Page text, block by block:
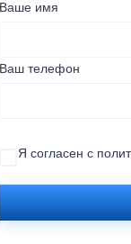
Ваше имя
Ваш телефон
Я согласен с